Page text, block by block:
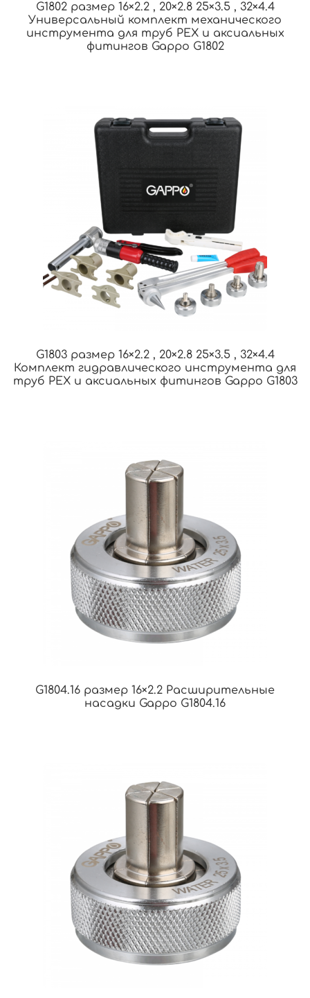
G1802 размер 16×2.2 , 20×2.8 25×3.5 , 32×4.4
Универсальный комплект механического
инструмента для труб PEX и аксиальных
фитингов Gappo G1802
G1803 размер 16×2.2 , 20×2.8 25×3.5 , 32×4.4
Комплект гидравлического инструмента для
труб PEX и аксиальных фитингов Gappo G1803
G1804.16 размер 16×2.2 Расширительные
насадки Gappo G1804.16